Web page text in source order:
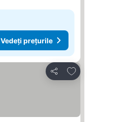
Vedeți prețurile
Distribuiți
Adăugaţi la favorite